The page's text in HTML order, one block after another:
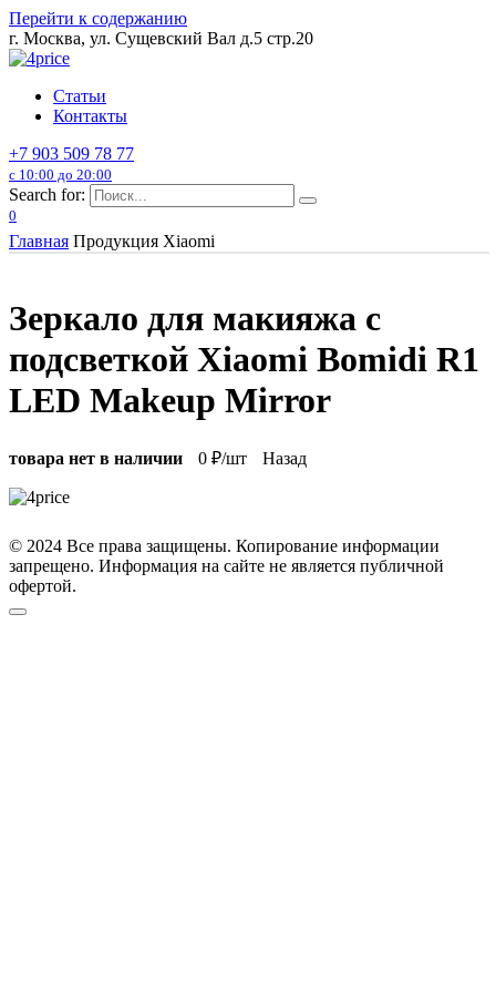
Перейти к содержанию
г. Москва, ул. Сущевский Вал д.5 стр.20
Статьи
Контакты
+7 903 509 78 77
с 10:00 до 20:00
Search for:
0
Главная Продукция Xiaomi
Зеркало для макияжа с
подсветкой Xiaomi Bomidi R1
LED Makeup Mirror
товара нет в наличии 0 ₽/шт Назад
© 2024 Все права защищены. Копирование информации
запрещено. Информация на сайте не является публичной
офертой.